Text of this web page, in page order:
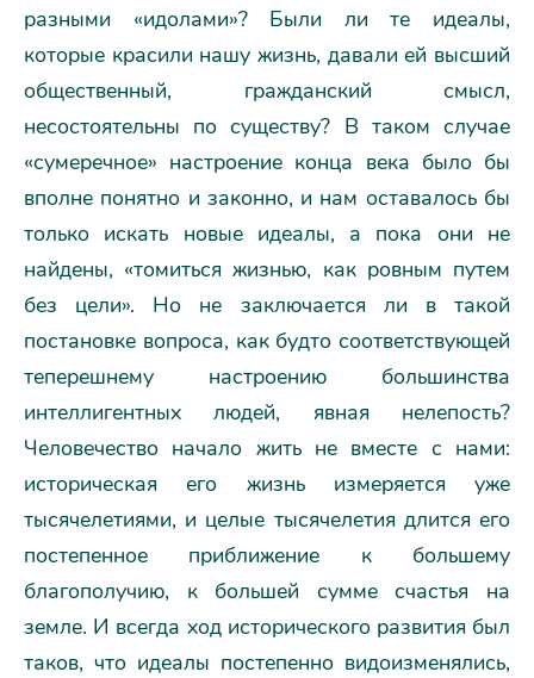
разными «идолами»? Были ли те идеалы,
которые красили нашу жизнь, давали ей высший
общественный, гражданский смысл,
несостоятельны по существу? В таком случае
«сумеречное» настроение конца века было бы
вполне понятно и законно, и нам оставалось бы
только искать новые идеалы, а пока они не
найдены, «томиться жизнью, как ровным путем
без цели». Но не заключается ли в такой
постановке вопроса, как будто соответствующей
теперешнему настроению большинства
интеллигентных людей, явная нелепость?
Человечество начало жить не вместе с нами:
историческая его жизнь измеряется уже
тысячелетиями, и целые тысячелетия длится его
постепенное приближение к большему
благополучию, к большей сумме счастья на
земле. И всегда ход исторического развития был
таков, что идеалы постепенно видоизменялись,